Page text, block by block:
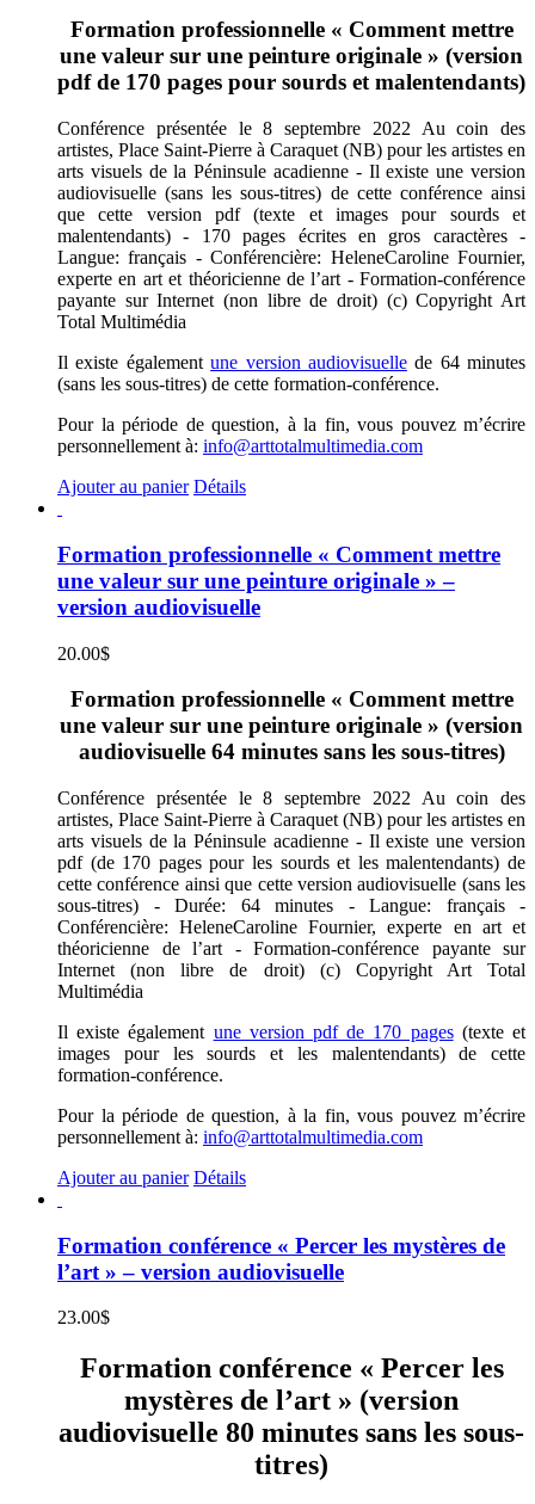
Formation professionnelle « Comment mettre
une valeur sur une peinture originale » (version
pdf de 170 pages pour sourds et malentendants)
Conférence présentée le 8 septembre 2022 Au coin des
artistes, Place Saint-Pierre à Caraquet (NB) pour les artistes en
arts visuels de la Péninsule acadienne - Il existe une version
audiovisuelle (sans les sous-titres) de cette conférence ainsi
que cette version pdf (texte et images pour sourds et
malentendants) - 170 pages écrites en gros caractères -
Langue: français - Conférencière: HeleneCaroline Fournier,
experte en art et théoricienne de l’art - Formation-conférence
payante sur Internet (non libre de droit) (c) Copyright Art
Total Multimédia
Il existe égalementune version audiovisuellede 64 minutes
(sans les sous-titres) de cette formation-conférence.
Pour la période de question, à la fin, vous pouvez m’écrire
personnellement à: info@arttotalmultimedia.com
Ajouter au panier Détails
Formation professionnelle « Comment mettre
une valeur sur une peinture originale » –
version audiovisuelle
20.00$
Formation professionnelle « Comment mettre
une valeur sur une peinture originale » (version
audiovisuelle 64 minutes sans les sous-titres)
Conférence présentée le 8 septembre 2022 Au coin des
artistes, Place Saint-Pierre à Caraquet (NB) pour les artistes en
arts visuels de la Péninsule acadienne - Il existe une version
pdf (de 170 pages pour les sourds et les malentendants) de
cette conférence ainsi que cette version audiovisuelle (sans les
sous-titres) - Durée: 64 minutes - Langue: français -
Conférencière: HeleneCaroline Fournier, experte en art et
théoricienne de l’art - Formation-conférence payante sur
Internet (non libre de droit) (c) Copyright Art Total
Multimédia
Il existe également une version pdf de 170 pages(texte et
images pour les sourds et les malentendants) de cette
formation-conférence.
Pour la période de question, à la fin, vous pouvez m’écrire
personnellement à: info@arttotalmultimedia.com
Ajouter au panier Détails
Formation conférence « Percer les mystères de
l’art » – version audiovisuelle
23.00$
Formation conférence « Percer les
mystères de l’art » (version
audiovisuelle 80 minutes sans les sous-
titres)